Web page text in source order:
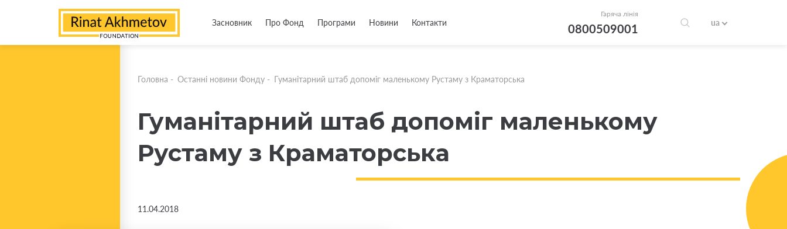
Засновник Про Фонд Програми Новини Контакти
Гаряча лінія
0800509001 ua
Головна - Останні новини Фонду - Гуманітарний штаб допоміг маленькому Рустаму з Краматорська
Гуманітарний штаб допоміг маленькому
Рустаму з Краматорська
11.04.2018